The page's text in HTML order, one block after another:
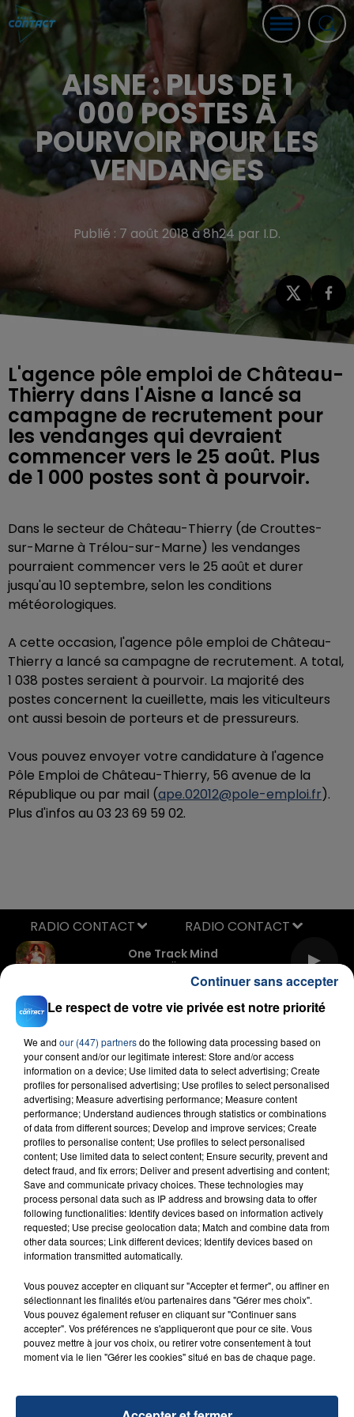
AISNE : PLUS DE 1
000 POSTES À
POURVOIR POUR LES
VENDANGES
Publié : 7 août 2018 à 8h24 par I.D.
L'agence pôle emploi de Château-
Thierry dans l'Aisne a lancé sa
campagne de recrutement pour
les vendanges qui devraient
commencer vers le 25 août. Plus
de 1 000 postes sont à pourvoir.
Dans le secteur de Château-Thierry (de Crouttes-
sur-Marne à Trélou-sur-Marne) les vendanges
pourraient commencer vers le 25 août et durer
jusqu'au 10 septembre, selon les conditions
météorologiques.
A cette occasion, l'agence pôle emploi de Château-
Thierry a lancé sa campagne de recrutement. A total,
1 038 postes seraient à pourvoir. La majorité des
postes concernent la cueillette, mais les viticulteurs
ont aussi besoin de porteurs et de pressureurs.
Vous pouvez envoyer votre candidature à l'agence
Pôle Emploi de Château-Thierry, 56 avenue de la
République ou par mail (ape.02012@pole-emploi.fr).
Plus d'infos au 03 23 69 59 02.
One Track Mind
NAÏKA
RADIO CONTACT
FIL D'ACTU
INCENDIE MORTEL À LENS : UNE FEMME ET
SON BÉBÉ ENTRE LA VIE ET LA...
Un homme s'est immolé par le feu après avoir
aspergé sa compagne et leur bébé de trois mois
d'un liquide inflammable.
Le respect de votre vie privée est notre priorité
We and our (447) partnersdo the following data processing based on
your consent and/or our legitimate interest: Store and/or access
information on a device; Use limited data to select advertising; Create
profiles for personalised advertising; Use profiles to select personalised
advertising; Measure advertising performance; Measure content
performance; Understand audiences through statistics or combinations
of data from different sources; Develop and improve services; Create
profiles to personalise content; Use profiles to select personalised
content; Use limited data to select content; Ensure security, prevent and
detect fraud, and fix errors; Deliver and present advertising and content;
Save and communicate privacy choices. These technologies may
process personal data such as IP address and browsing data to offer
following functionalities: Identify devices based on information actively
requested; Use precise geolocation data; Match and combine data from
other data sources; Link different devices; Identify devices based on
information transmitted automatically.
Vous pouvez accepter en cliquant sur "Accepter et fermer", ou affiner en
sélectionnant les finalités et/ou partenaires dans "Gérer mes choix".
Vous pouvez également refuser en cliquant sur "Continuer sans
accepter". Vos préférences ne s'appliqueront que pour ce site. Vous
pouvez mettre à jour vos choix, ou retirer votre consentement à tout
moment via le lien "Gérer les cookies" situé en bas de chaque page.
Continuer sans accepter